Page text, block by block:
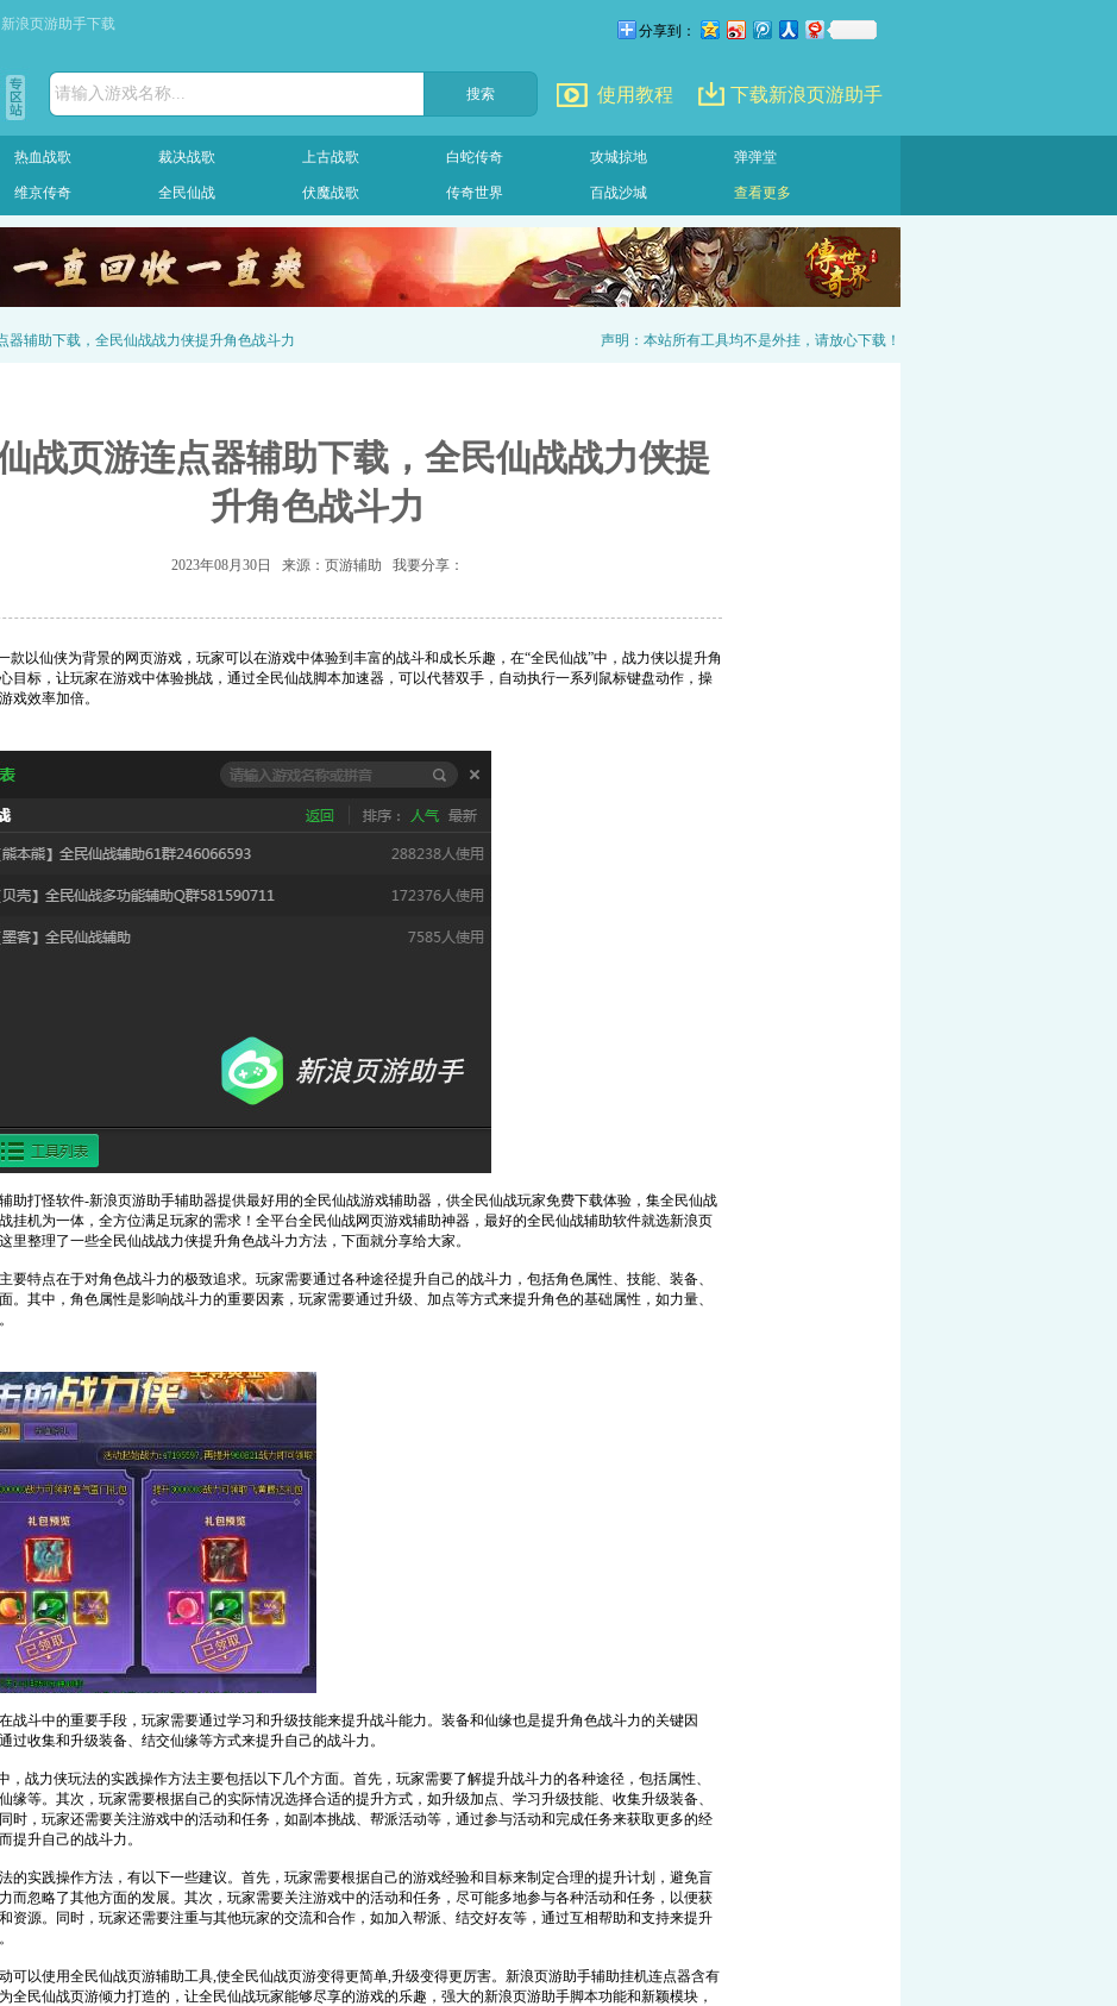
新浪页游助手下载 分享到：
请输入游戏名称... 使用教程 下载新浪页游助手
热血战歌 裁决战歌 上古战歌 白蛇传奇 攻城掠地 弹弹堂
维京传奇 全民仙战 伏魔战歌 传奇世界 百战沙城 查看更多
器辅助下载，全民仙战战力侠提升角色战斗力 声明：本站所有工具均不是外挂，请放心下载！
战页游连点器辅助下载，全民仙战战力侠提
升角色战斗力
2023年08月30日 来源：页游辅助 我要分享：
款以仙侠为背景的网页游戏，玩家可以在游戏中体验到丰富的战斗和成长乐趣，在“全民仙战”中，战力侠以提升角
目标，让玩家在游戏中体验挑战，通过全民仙战脚本加速器，可以代替双手，自动执行一系列鼠标键盘动作，操
戏效率加倍。
助打怪软件-新浪页游助手辅助器提供最好用的全民仙战游戏辅助器，供全民仙战玩家免费下载体验，集全民仙战
挂机为一体，全方位满足玩家的需求！全平台全民仙战网页游戏辅助神器，最好的全民仙战辅助软件就选新浪页
里整理了一些全民仙战战力侠提升角色战斗力方法，下面就分享给大家。
要特点在于对角色战斗力的极致追求。玩家需要通过各种途径提升自己的战斗力，包括角色属性、技能、装备、
。其中，角色属性是影响战斗力的重要因素，玩家需要通过升级、加点等方式来提升角色的基础属性，如力量、
战斗中的重要手段，玩家需要通过学习和升级技能来提升战斗能力。装备和仙缘也是提升角色战斗力的关键因
过收集和升级装备、结交仙缘等方式来提升自己的战斗力。
，战力侠玩法的实践操作方法主要包括以下几个方面。首先，玩家需要了解提升战斗力的各种途径，包括属性、
缘等。其次，玩家需要根据自己的实际情况选择合适的提升方式，如升级加点、学习升级技能、收集升级装备、
时，玩家还需要关注游戏中的活动和任务，如副本挑战、帮派活动等，通过参与活动和完成任务来获取更多的经
提升自己的战斗力。
的实践操作方法，有以下一些建议。首先，玩家需要根据自己的游戏经验和目标来制定合理的提升计划，避免盲
而忽略了其他方面的发展。其次，玩家需要关注游戏中的活动和任务，尽可能多地参与各种活动和任务，以便获
资源。同时，玩家还需要注重与其他玩家的交流和合作，如加入帮派、结交好友等，通过互相帮助和支持来提升
可以使用全民仙战页游辅助工具,使全民仙战页游变得更简单,升级变得更厉害。新浪页游助手辅助挂机连点器含有
全民仙战页游倾力打造的，让全民仙战玩家能够尽享的游戏的乐趣，强大的新浪页游助手脚本功能和新颖模块，